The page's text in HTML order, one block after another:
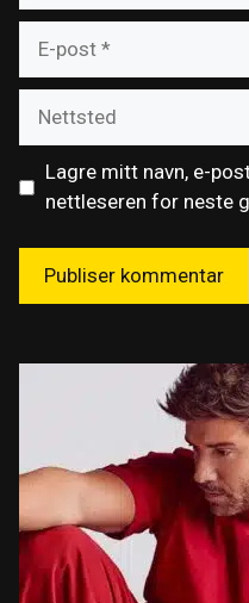
post
Lagre mitt navn, e-
nettleseren for neste